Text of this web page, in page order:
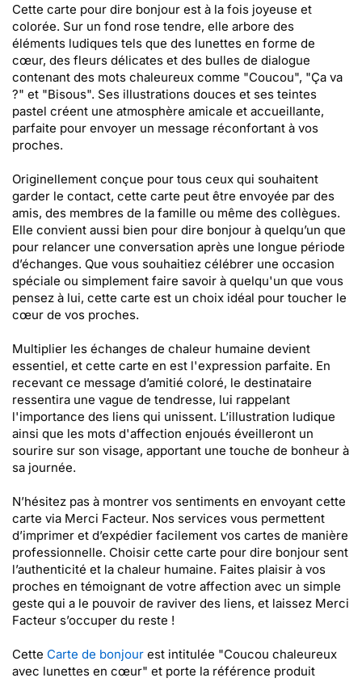
Cette carte pour dire bonjour est à la fois joyeuse et
colorée. Sur un fond rose tendre, elle arbore des
éléments ludiques tels que des lunettes en forme de
cœur, des fleurs délicates et des bulles de dialogue
contenant des mots chaleureux comme "Coucou", "Ça va
?" et "Bisous". Ses illustrations douces et ses teintes
pastel créent une atmosphère amicale et accueillante,
parfaite pour envoyer un message réconfortant à vos
proches.
Originellement conçue pour tous ceux qui souhaitent
garder le contact, cette carte peut être envoyée par des
amis, des membres de la famille ou même des collègues.
Elle convient aussi bien pour dire bonjour à quelqu’un que
pour relancer une conversation après une longue période
d’échanges. Que vous souhaitiez célébrer une occasion
spéciale ou simplement faire savoir à quelqu'un que vous
pensez à lui, cette carte est un choix idéal pour toucher le
cœur de vos proches.
Multiplier les échanges de chaleur humaine devient
essentiel, et cette carte en est l'expression parfaite. En
recevant ce message d’amitié coloré, le destinataire
ressentira une vague de tendresse, lui rappelant
l'importance des liens qui unissent. L’illustration ludique
ainsi que les mots d'affection enjoués éveilleront un
sourire sur son visage, apportant une touche de bonheur à
sa journée.
N’hésitez pas à montrer vos sentiments en envoyant cette
carte via Merci Facteur. Nos services vous permettent
d’imprimer et d’expédier facilement vos cartes de manière
professionnelle. Choisir cette carte pour dire bonjour sent
l’authenticité et la chaleur humaine. Faites plaisir à vos
proches en témoignant de votre affection avec un simple
geste qui a le pouvoir de raviver des liens, et laissez Merci
Facteur s’occuper du reste !
Cette Carte de bonjour est intitulée "Coucou chaleureux
avec lunettes en cœur" et porte la référence produit